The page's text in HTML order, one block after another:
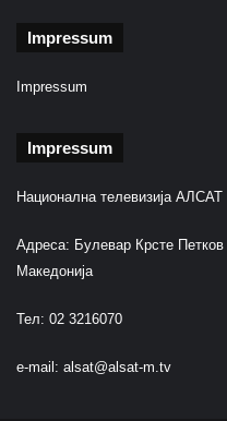
Impressum
Impressum
Impressum
Национална телевизија
Адреса: Булевар Крсте
Македонија
Тел: 02 3216070
e-mail: alsat@alsat-m.tv